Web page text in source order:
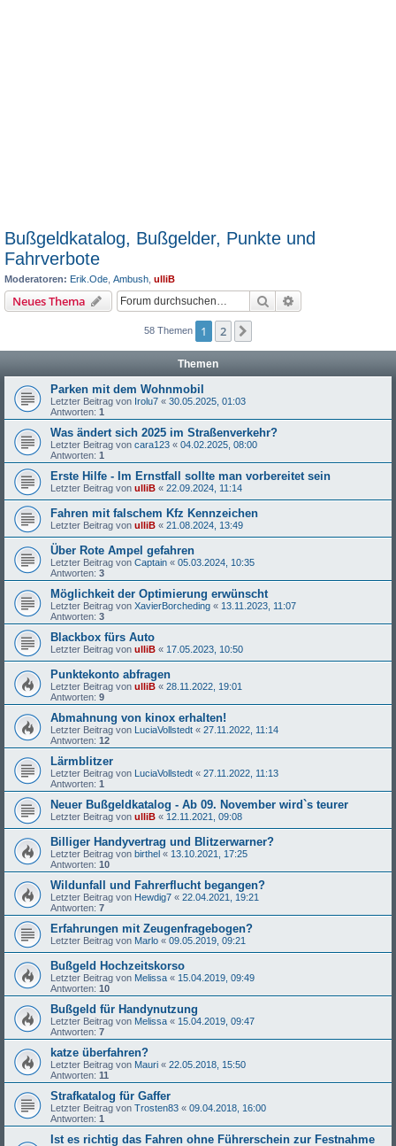
Bußgeldkatalog, Bußgelder, Punkte und
Fahrverbote
Moderatoren: Erik.Ode Ambush ulliB
Neues Thema Suche
58 Themen 1 2
Themen
Parken mit dem Wohnmobil
Letzter Beitrag von Irolu7 « 30.05.2025, 01:03
Antworten: 1
Was ändert sich 2025 im Straßenverkehr?
Letzter Beitrag von cara123 « 04.02.2025, 08:00
Antworten: 1
Erste Hilfe - Im Ernstfall sollte man vorbereitet sein
Letzter Beitrag von ulliB « 22.09.2024, 11:14
Fahren mit falschem Kfz Kennzeichen
Letzter Beitrag von ulliB « 21.08.2024, 13:49
Über Rote Ampel gefahren
Letzter Beitrag von Captain « 05.03.2024, 10:35
Antworten: 3
Möglichkeit der Optimierung erwünscht
Letzter Beitrag von XavierBorcheding « 13.11.2023, 11:07
Antworten: 3
Blackbox fürs Auto
Letzter Beitrag von ulliB « 17.05.2023, 10:50
Punktekonto abfragen
Letzter Beitrag von ulliB « 28.11.2022, 19:01
Antworten: 9
Abmahnung von kinox erhalten!
Letzter Beitrag von LuciaVollstedt « 27.11.2022, 11:14
Antworten: 12
Lärmblitzer
Letzter Beitrag von LuciaVollstedt « 27.11.2022, 11:13
Antworten: 1
Neuer Bußgeldkatalog - Ab 09. November wird`s teurer
Letzter Beitrag von ulliB « 12.11.2021, 09:08
Billiger Handyvertrag und Blitzerwarner?
Letzter Beitrag von birthel « 13.10.2021, 17:25
Antworten: 10
Wildunfall und Fahrerflucht begangen?
Letzter Beitrag von Hewdig7 « 22.04.2021, 19:21
Antworten: 7
Erfahrungen mit Zeugenfragebogen?
Letzter Beitrag von Marlo « 09.05.2019, 09:21
Bußgeld Hochzeitskorso
Letzter Beitrag von Melissa « 15.04.2019, 09:49
Antworten: 10
Bußgeld für Handynutzung
Letzter Beitrag von Melissa « 15.04.2019, 09:47
Antworten: 7
katze überfahren?
Letzter Beitrag von Mauri « 22.05.2018, 15:50
Antworten: 11
Strafkatalog für Gaffer
Letzter Beitrag von Trosten83 « 09.04.2018, 16:00
Antworten: 1
Ist es richtig das Fahren ohne Führerschein zur Festnahme